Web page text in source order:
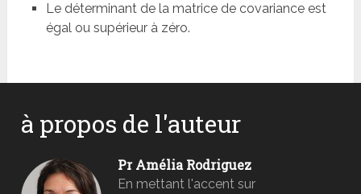
Le déterminant de la matrice de covariance est
égal ou supérieur à zéro.
à propos de l'auteur
Pr Amélia Rodriguez
En mettant l'accent sur